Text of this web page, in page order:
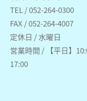
TEL / 052-264-0300
FAX / 052-264-4007
定休日 / 水曜日
営業時間 / 【平日】
17:00